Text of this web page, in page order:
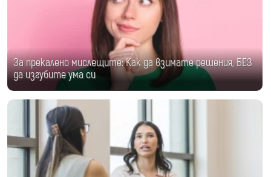
За прекалено мислещите: Как да взимате решения, БЕЗ
да изгубите ума си